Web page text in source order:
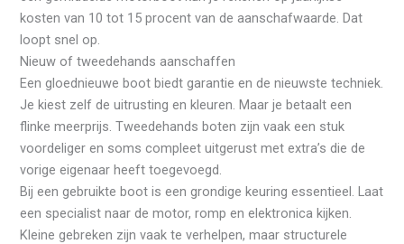
kosten van 10 tot 15 procent van de aanschafwaarde. Dat
loopt snel op.
Nieuw of tweedehands aanschaffen
Een gloednieuwe boot biedt garantie en de nieuwste techniek.
Je kiest zelf de uitrusting en kleuren. Maar je betaalt een
flinke meerprijs. Tweedehands boten zijn vaak een stuk
voordeliger en soms compleet uitgerust met extra’s die de
vorige eigenaar heeft toegevoegd.
Bij een gebruikte boot is een grondige keuring essentieel. Laat
een specialist naar de motor, romp en elektronica kijken.
Kleine gebreken zijn vaak te verhelpen, maar structurele